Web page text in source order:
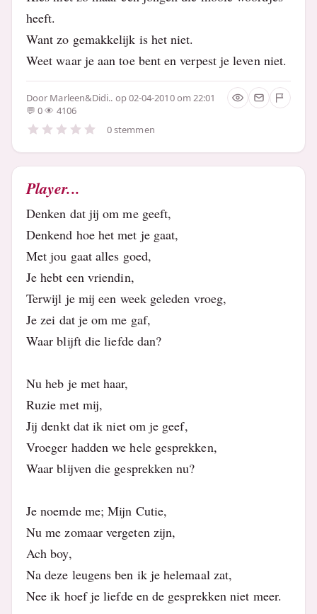
heeft.
Want zo gemakkelijk is het niet.
Weet waar je aan toe bent en verpest je leven niet.
Door Marleen&Didi.. op 02-04-2010 om 22:01
0
4106
0 stemmen
Player...
Denken dat jij om me geeft,
Denkend hoe het met je gaat,
Met jou gaat alles goed,
Je hebt een vriendin,
Terwijl je mij een week geleden vroeg,
Je zei dat je om me gaf,
Waar blijft die liefde dan?
Nu heb je met haar,
Ruzie met mij,
Jij denkt dat ik niet om je geef,
Vroeger hadden we hele gesprekken,
Waar blijven die gesprekken nu?
Je noemde me; Mijn Cutie,
Nu me zomaar vergeten zijn,
Ach boy,
Na deze leugens ben ik je helemaal zat,
Nee ik hoef je liefde en de gesprekken niet meer.